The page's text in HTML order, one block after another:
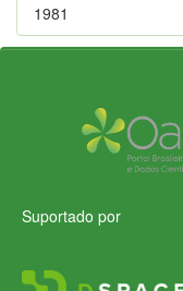
1981
Suportado por